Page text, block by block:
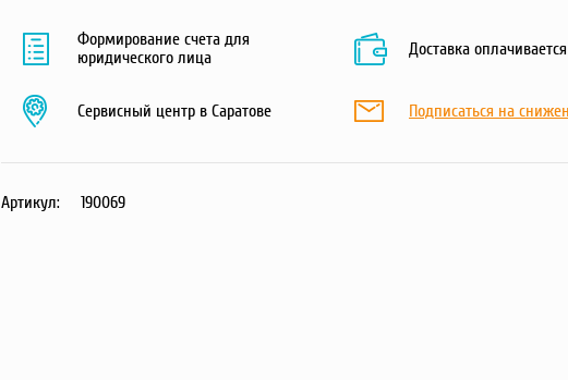
Формирование счета для
юридического лица
Доставка
Сервисный центр в Саратове Подписаться на
Артикул: 190069